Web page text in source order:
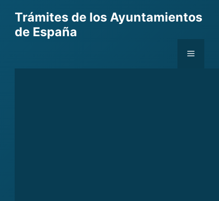
content
Trámites de los Ayuntamientos
de España
Menu